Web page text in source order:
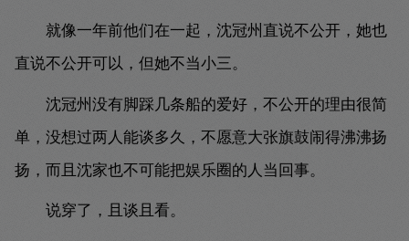
就像一年前他们在一起，沈冠州直说不公开，她也
直说不公开可以，但她不当小三。
沈冠州没有脚踩几条船的爱好，不公开的理由很简
单，没想过两人能谈多久，不愿意大张旗鼓闹得沸沸扬
扬，而且沈家也不可能把娱乐圈的人当回事。
说穿了，且谈且看。